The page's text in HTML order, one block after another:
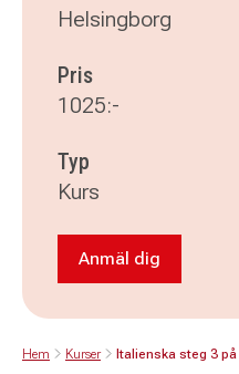
Helsingborg
Pris
1025:-
Typ
Kurs
Anmäl dig till
Anmäl dig
Hem Kurser Italienska steg 3